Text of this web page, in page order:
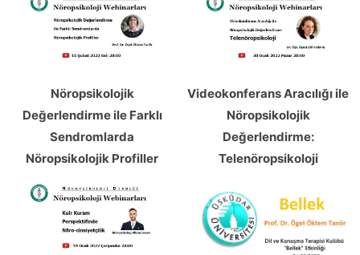
Nöropsikolojik
Değerlendirme ile Farklı
Sendromlarda
Nöropsikolojik Profiller
Videokonferans Aracılığı ile
Nöropsikolojik
Değerlendirme:
Telenöropsikoloji